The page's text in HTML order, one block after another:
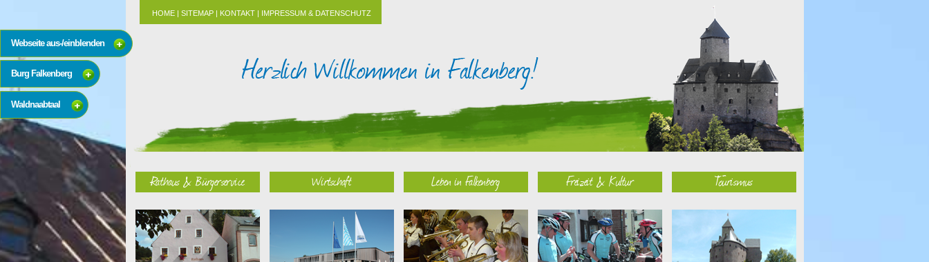
HOME| SITEMAP| KONTAKT| IMPRESSUM & DATENSCHUTZ
Rathaus & Bürgerservice Wirtschaft Leben in Falkenberg Freizeit & Kultur Tourismus
Webseite aus-/einblenden
Burg Falkenberg
Waldnaabtaal